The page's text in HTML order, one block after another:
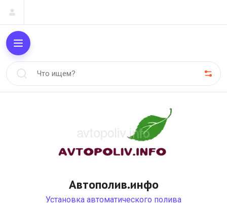
Автополив.инфо
Установка автоматического полива